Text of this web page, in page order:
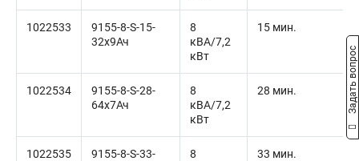
1022533
9155-8-S-15-
32x9Ач
8
кВА/7,2
кВт
15 мин.
1022534
9155-8-S-28-
64x7Ач
8
кВА/7,2
кВт
28 мин.
1022535
9155-8-S-33-
8
33 мин.
Задать вопрос